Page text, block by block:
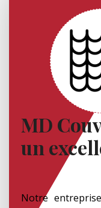
MD
un
Notre